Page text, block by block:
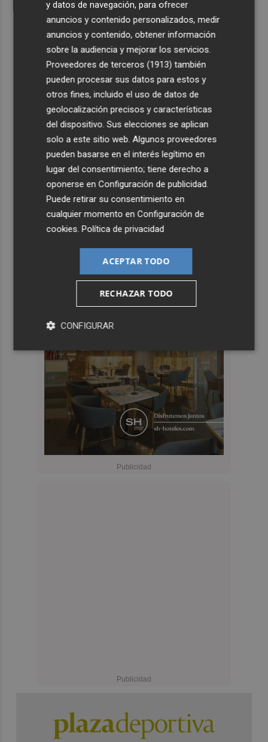
y datos de navegación, para ofrecer
anuncios y contenido personalizados, medir
anuncios y contenido, obtener información
sobre la audiencia y mejorar los servicios.
Proveedores de terceros (1913) también
pueden procesar sus datos para estos y
otros fines, incluido el uso de datos de
geolocalización precisos y características
del dispositivo. Sus elecciones se aplican
solo a este sitio web. Algunos proveedores
pueden basarse en el interés legítimo en
lugar del consentimiento; tiene derecho a
oponerse enConfiguración de publicidad
Puede retirar su consentimiento en
cualquier momento enConfiguración de
cookies .Política de privacidad
ACEPTAR TODO
RECHAZAR TODO
CONFIGURAR